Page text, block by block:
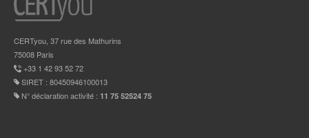
CERTyou, 37 rue des Mathurins
75008 Paris
+33 1 42 93 52 72
SIRET : 80450946100013
N° déclaration activité : 11 75 52524 75